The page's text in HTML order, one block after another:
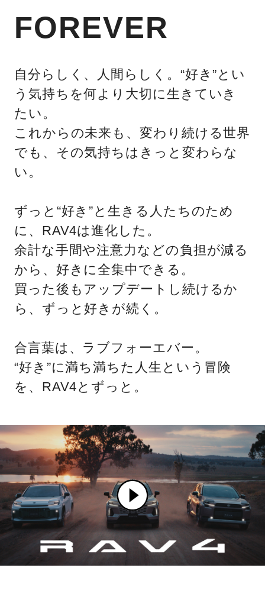
FOREVER
自分らしく、人間らしく。“好き”とい
う気持ちを何より大切に生きていき
たい。
これからの未来も、変わり続ける世界
でも、その気持ちはきっと変わらな
い。
ずっと“好き”と生きる人たちのため
に、RAV4は進化した。
余計な手間や注意力などの負担が減る
から、好きに全集中できる。
買った後もアップデートし続けるか
ら、ずっと好きが続く。
合言葉は、ラブフォーエバー。
“好き”に満ち満ちた人生という冒険
を、RAV4とずっと。